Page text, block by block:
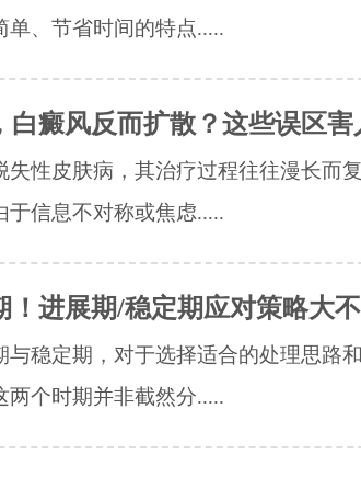
单、节省时间的特点.....
白癜风反而扩散？这些误区害
失性皮肤病，其治疗过程往往漫长而
于信息不对称或焦虑.....
！进展期/稳定期应对策略大不
与稳定期，对于选择适合的处理思路
个时期并非截然分.....